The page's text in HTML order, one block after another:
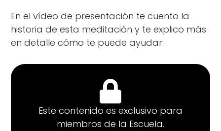
En el vídeo de presentación te cuento la
historia de esta meditación y te explico más
en detalle cómo te puede ayudar:
Este contenido es exclusivo para
miembros de la Escuela.